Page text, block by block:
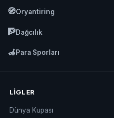
🧭Oryantiring
🧗Dağcılık
🦽Para Sporları
LIGLER
Dünya Kupası